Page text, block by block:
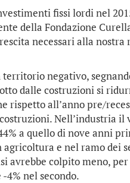
fissi lordi nel
della Fondazione
necessari alla
negativo,
dalle costruzioni si
rispetto all’anno pre/
Nell’industria
a quello di nove anni
e nel ramo dei
avrebbe colpito meno,
4% nel secondo.